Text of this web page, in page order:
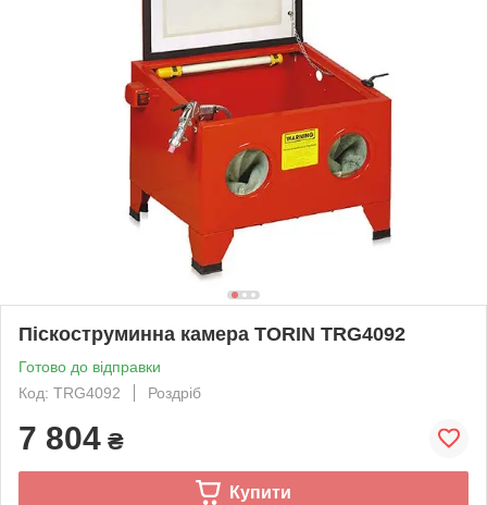
Піскоструминна камера TORIN TRG4092
Готово до відправки
Код: TRG4092
Роздріб
7 804 ₴
Купити